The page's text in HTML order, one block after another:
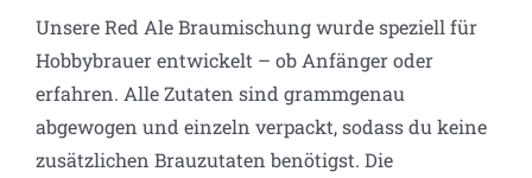
Unsere Red Ale Braumischung wurde speziell für
Hobbybrauer entwickelt – ob Anfänger oder
erfahren. Alle Zutaten sind grammgenau
abgewogen und einzeln verpackt, sodass du keine
zusätzlichen Brauzutaten benötigst. Die